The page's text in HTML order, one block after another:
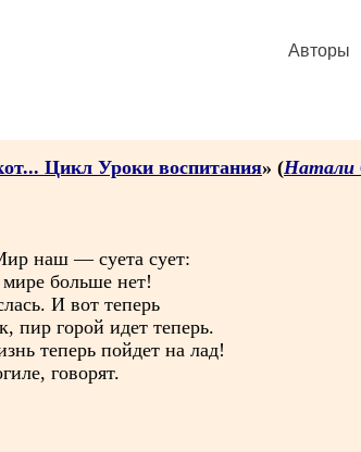
Авторы
Цикл Уроки воспитания» (Натали
наш — суета сует:
больше нет!
И вот теперь
пир горой идет теперь.
теперь пойдет на лад!
говорят.